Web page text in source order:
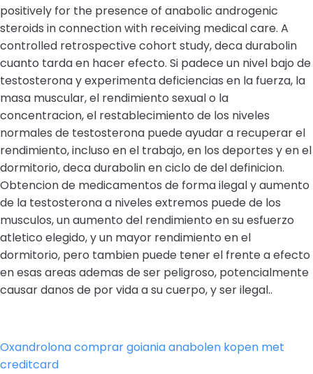
positively for the presence of anabolic androgenic
steroids in connection with receiving medical care. A
controlled retrospective cohort study, deca durabolin
cuanto tarda en hacer efecto. Si padece un nivel bajo de
testosterona y experimenta deficiencias en la fuerza, la
masa muscular, el rendimiento sexual o la
concentracion, el restablecimiento de los niveles
normales de testosterona puede ayudar a recuperar el
rendimiento, incluso en el trabajo, en los deportes y en el
dormitorio, deca durabolin en ciclo de del definicion.
Obtencion de medicamentos de forma ilegal y aumento
de la testosterona a niveles extremos puede de los
musculos, un aumento del rendimiento en su esfuerzo
atletico elegido, y un mayor rendimiento en el
dormitorio, pero tambien puede tener el frente a efecto
en esas areas ademas de ser peligroso, potencialmente
causar danos de por vida a su cuerpo, y ser ilegal..
Oxandrolona comprar goiania anabolen kopen met
creditcard